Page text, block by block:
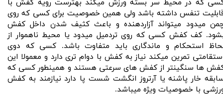
که در محیط سر بسته ورزش میکند بهترست رویه کفش با
تنفس داشته باشد ولی همین خصوصیت برای کسی که روی
میدود میتواند آزاردهنده و باعث کثیف شدن داخل کفش
کف کفش کسی که روی تردمیل میدود یا محیط ناهموار از
استحکام و ماندگاری باید متفاوت باشد. کسی که دوی
تمرین میکند نیاز به کفش با دوام تری دارد و معمولا این
ها سنگینتر از کفش های سرعتی هستند و همینطور کسی که
خار پاشنه یا آرتروز انگشت شست پا دارد نیازمند به کفش
با خصوصیات ویژه میباشد.